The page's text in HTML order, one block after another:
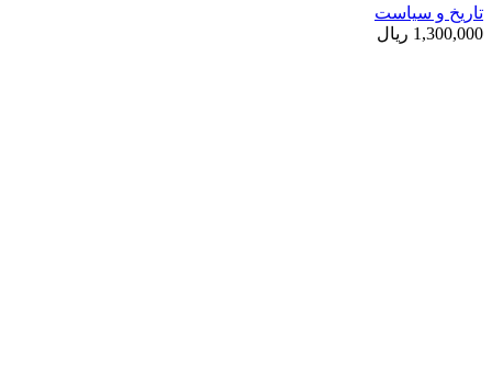
تاریخ و سیاست
1,300,000 ریال